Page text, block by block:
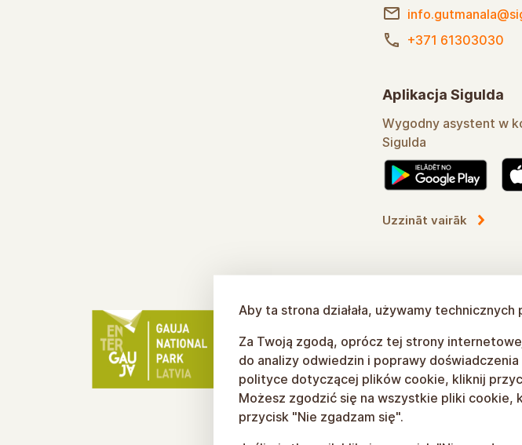
+371 61303030
Aplikacja Sigulda
Wygodny asystent w
Sigulda
Dowiedz się więcej
Aby ta strona działała, używamy
Za Twoją zgodą, oprócz tej strony
do analizy odwiedzin i poprawy
polityce dotyczącej plików cookie, kliknij
Możesz zgodzić się na wszystkie pliki
przycisk "Nie zgadzam się".